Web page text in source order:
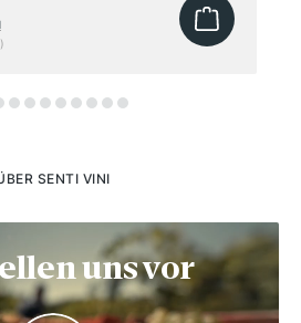
SENTI VINI
uns vor